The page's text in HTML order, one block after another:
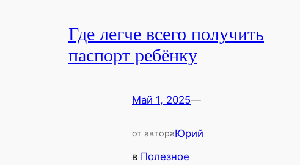
Где легче всего получить
паспорт ребёнку
Май 1, 2025—
от автораЮрий
в Полезное